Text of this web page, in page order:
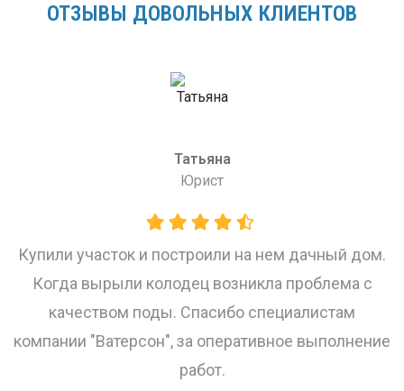
ОТЗЫВЫ ДОВОЛЬНЫХ КЛИЕНТОВ
Татьяна
Юрист
Купили участок и построили на нем дачный дом.
Когда вырыли колодец возникла проблема с
качеством поды. Спасибо специалистам
компании "Ватерсон", за оперативное выполнение
работ.